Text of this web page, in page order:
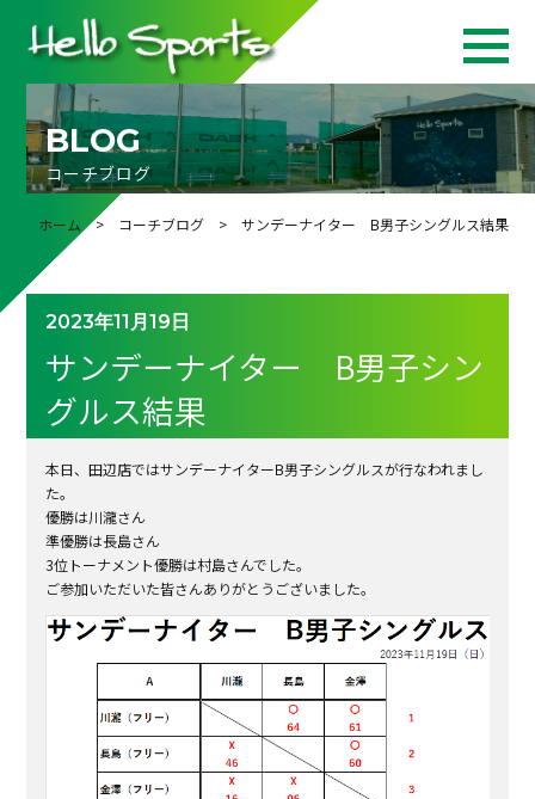
BLOG
コーチブログ
ホーム > コーチブログ> サンデーナイター B男子シングルス結果
2023年11月19日
サンデーナイター B男子シン
グルス結果
本日、田辺店ではサンデーナイターB男子シングルスが行なわれまし
た。
優勝は川瀧さん
準優勝は長島さん
3位トーナメント優勝は村島さんでした。
ご参加いただいた皆さんありがとうございました。